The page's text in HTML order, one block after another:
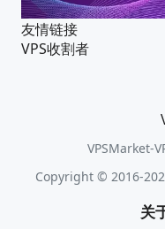
友情链接
VPS收割者
VPSMarket-
Copyright © 2016-
关